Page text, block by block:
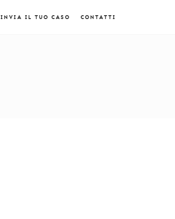
INVIA IL TUO CASO CONTATTI